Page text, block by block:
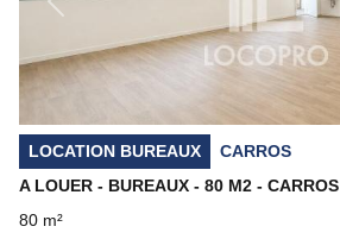
Previous
LOCATION BUREAUX
CARROS
A LOUER - BUREAUX - 80 M2 - CARROS
80 m²